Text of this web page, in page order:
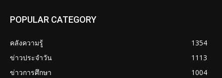
POPULAR CATEGORY
คลังความรู้
1354
ข่าวประจำวัน
1113
ข่าวการศึกษา
1004